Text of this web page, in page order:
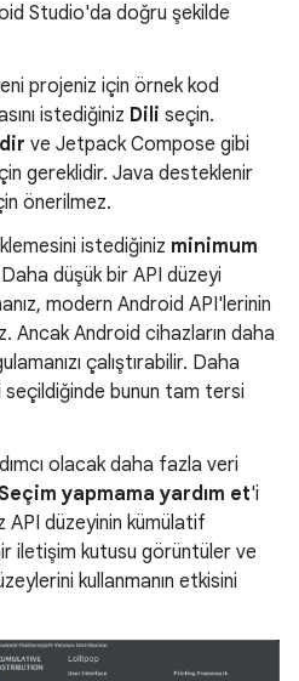
Studio'da doğru şekilde
projeniz için örnek kod
istediğiniz Dili seçin.
ve Jetpack Compose gibi
gereklidir. Java desteklenir
önerilmez.
istediğiniz minimum
düşük bir API düzeyi
modern Android API'lerinin
Ancak Android cihazların daha
çalıştırabilir. Daha
seçildiğinde bunun tam tersi
olacak daha fazla veri
yapmama yardım et'i
API düzeyinin kümülatif
iletişim kutusu görüntüler ve
kullanmanın etkisini